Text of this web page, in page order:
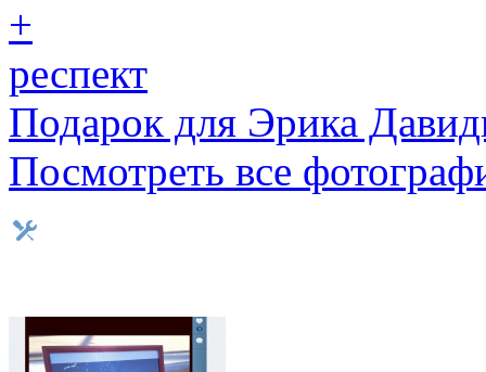
+
респект
Подарок для Эрика
Посмотреть все